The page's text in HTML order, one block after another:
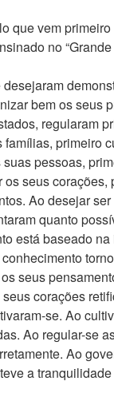
que vem
no
bem os seus
regularam
famílias, primeiro
pessoas,
os seus
Ao desejar
quanto
está baseado
seus
corações
se. Ao
Ao regular-se
Ao
a